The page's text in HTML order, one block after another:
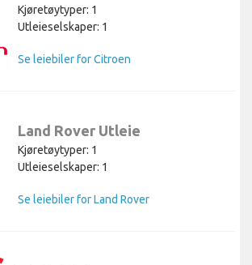
Kjøretøytyper: 1
Utleieselskaper: 1
Se leiebiler for Citroen
Land Rover Utleie
Kjøretøytyper: 1
Utleieselskaper: 1
Se leiebiler for Land Rover